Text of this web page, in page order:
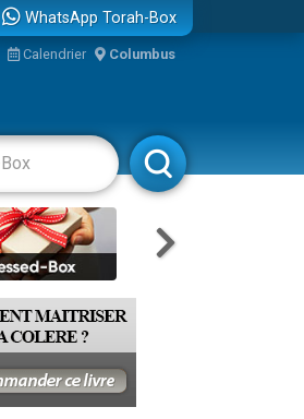
WhatsApp Torah-Box
Calendrier Columbus
Rabbanim